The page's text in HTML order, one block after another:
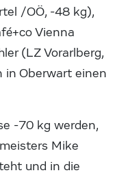
/OÖ, -48 kg),
Vienna
(LZ Vorarlberg,
in Oberwart einen
-70 kg werden,
Mike
und in die